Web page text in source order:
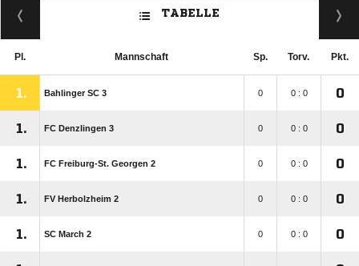
TABELLE
Pl. Mannschaft Sp. Torv. Pkt.
1. Bahlinger SC 3 0 0 : 0 0
1. FC Denzlingen 3 0 0 : 0 0
1. FC Freiburg-St. Georgen 2 0 0 : 0 0
1. FV Herbolzheim 2 0 0 : 0 0
1. SC March 2 0 0 : 0 0